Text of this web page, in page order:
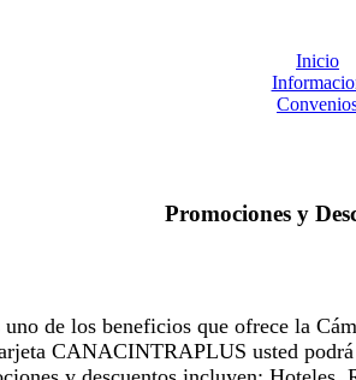
Inicio
Promociones y
de los beneficios que ofrece la
CANACINTRAPLUS usted